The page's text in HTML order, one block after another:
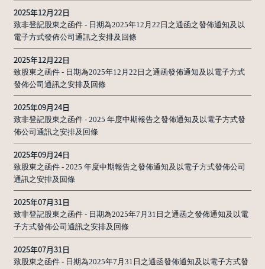
佈公司通訊之安排及回條
2025年12月22日
致非登記股東之函件 - 日期為2025年12月22日之通函之發佈通知及以
電子方式發佈公司通訊之安排及回條
2025年12月22日
致股東之函件 - 日期為2025年12月22日之通函發佈通知及以電子方式
發佈公司通訊之安排及回條
2025年09月24日
致非登記股東之函件 - 2025 年度中期報告之發佈通知及以電子方式發
佈公司通訊之安排及回條
2025年09月24日
致股東之函件 - 2025 年度中期報告之發佈通知及以電子方式發佈公司
通訊之安排及回條
2025年07月31日
致非登記股東之函件 - 日期為2025年7月31日之通函之發佈通知及以電
子方式發佈公司通訊之安排及回條
2025年07月31日
致股東之函件 - 日期為2025年7月31日之通函發佈通知及以電子方式發